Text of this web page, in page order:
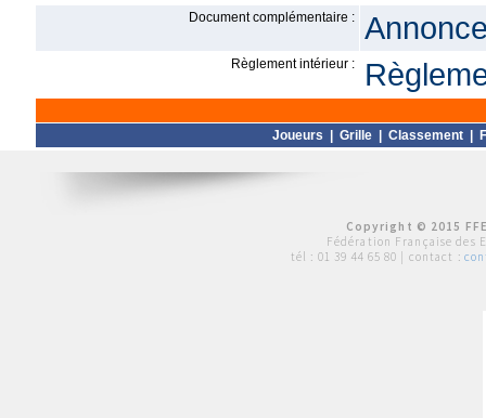
Document complémentaire :
Règlement intérieur :
Joueurs Grille Classement
Copyright © 2015
Fédération Française des
tél : 01 39 44 65 80 | contact :